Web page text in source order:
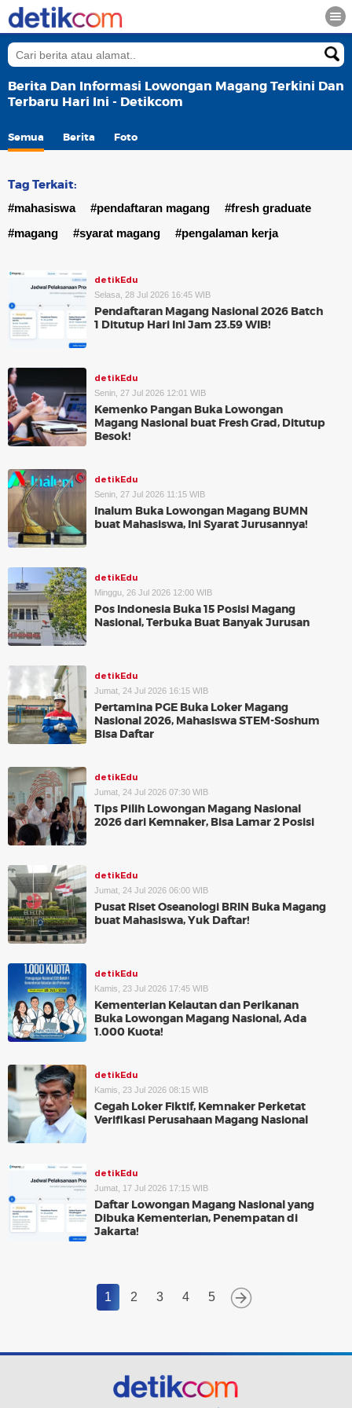
Berita Dan Informasi Lowongan Magang Terkini Dan
Terbaru Hari Ini - Detikcom
Semua Berita Foto
Tag Terkait:
#mahasiswa #pendaftaran magang
#fresh graduate
#magang
#syarat magang #pengalaman kerja
detikEdu
Selasa, 28 Jul 2026 16:45 WIB
Pendaftaran Magang Nasional 2026 Batch
1 Ditutup Hari Ini Jam 23.59 WIB!
detikEdu
Senin, 27 Jul 2026 12:01 WIB
Kemenko Pangan Buka Lowongan
Magang Nasional buat Fresh Grad, Ditutup
Besok!
detikEdu
Senin, 27 Jul 2026 11:15 WIB
Inalum Buka Lowongan Magang BUMN
buat Mahasiswa, Ini Syarat Jurusannya!
detikEdu
Minggu, 26 Jul 2026 12:00 WIB
Pos Indonesia Buka 15 Posisi Magang
Nasional, Terbuka Buat Banyak Jurusan
detikEdu
Jumat, 24 Jul 2026 16:15 WIB
Pertamina PGE Buka Loker Magang
Nasional 2026, Mahasiswa STEM-Soshum
Bisa Daftar
detikEdu
Jumat, 24 Jul 2026 07:30 WIB
Tips Pilih Lowongan Magang Nasional
2026 dari Kemnaker, Bisa Lamar 2 Posisi
detikEdu
Jumat, 24 Jul 2026 06:00 WIB
Pusat Riset Oseanologi BRIN Buka Magang
buat Mahasiswa, Yuk Daftar!
detikEdu
Kamis, 23 Jul 2026 17:45 WIB
Kementerian Kelautan dan Perikanan
Buka Lowongan Magang Nasional, Ada
1.000 Kuota!
detikEdu
Kamis, 23 Jul 2026 08:15 WIB
Cegah Loker Fiktif, Kemnaker Perketat
Verifikasi Perusahaan Magang Nasional
detikEdu
Jumat, 17 Jul 2026 17:15 WIB
Daftar Lowongan Magang Nasional yang
Dibuka Kementerian, Penempatan di
Jakarta!
1 2 3 4 5